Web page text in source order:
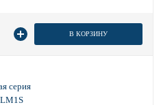
В КОРЗИНУ